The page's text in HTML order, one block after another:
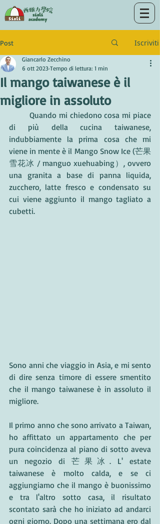
Post Iscriviti
Il mango taiwanese è il
migliore in assoluto
Giancarlo Zecchino
6 ott 2023 Tempo di lettura: 1 min
di più della cucina taiwanese,
indubbiamente la prima cosa che mi
viene in mente è il Mango Snow Ice (芒果
雪花冰 / manguo xuehuabing）, ovvero
una granita a base di panna liquida,
zucchero, latte fresco e condensato su
cui viene aggiunto il mango tagliato a
cubetti.
Sono anni che viaggio in Asia, e mi sento
di dire senza timore di essere smentito
che il mango taiwanese è in assoluto il
migliore.
Il primo anno che sono arrivato a Taiwan,
ho affittato un appartamento che per
pura coincidenza al piano di sotto aveva
un negozio di 芒果冰. L' estate
taiwanese è molto calda, e se ci
aggiungiamo che il mango è buonissimo
e tra l'altro sotto casa, il risultato
scontato sarà che ho iniziato ad andarci
ogni giorno. Dopo una settimana ero dal